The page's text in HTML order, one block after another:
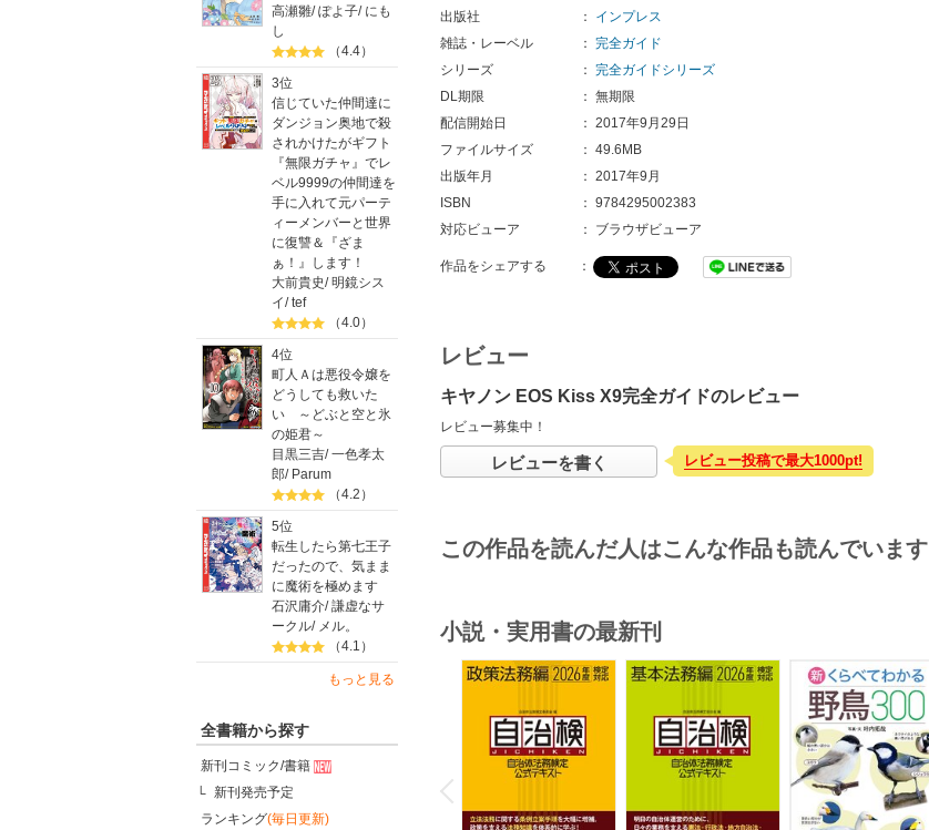
高瀬雛/ぽよ子/ にも
し
（4.4）
3位
信じていた仲間達に
ダンジョン奥地で殺
されかけたがギフト
『無限ガチャ』でレ
ベル9999の仲間達を
手に入れて元パーテ
ィーメンバーと世界
に復讐＆『ざま
ぁ！』します！
大前貴史/明鏡シス
イ/tef
（4.0）
4位
町人Ａは悪役令嬢を
どうしても救いた
い ～どぶと空と氷
の姫君～
目黒三吉/一色孝太
郎/ Parum
（4.2）
5位
転生したら第七王子
だったので、気まま
に魔術を極めます
石沢庸介/謙虚なサ
ークル/ メル。
（4.1）
もっと見る
全書籍から探す
新刊コミック/書籍
新刊発売予定
ランキング(毎日更新)
出版社
：
インプレス
雑誌・レーベル
： 完全ガイド
シリーズ
： 完全ガイドシリーズ
DL期限
： 無期限
配信開始日
： 2017年9月29日
ファイルサイズ
： 49.6MB
出版年月
： 2017年9月
ISBN
： 9784295002383
対応ビューア
： ブラウザビューア
作品をシェアする ：
レビュー
キヤノン EOS Kiss X9完全ガイドのレビュー
レビュー募集中！
レビューを書く レビュー投稿で最大1000pt!
この作品を読んだ人はこんな作品も読んでいます
小説・実用書の最新刊
P
r
e
i
o
u
s